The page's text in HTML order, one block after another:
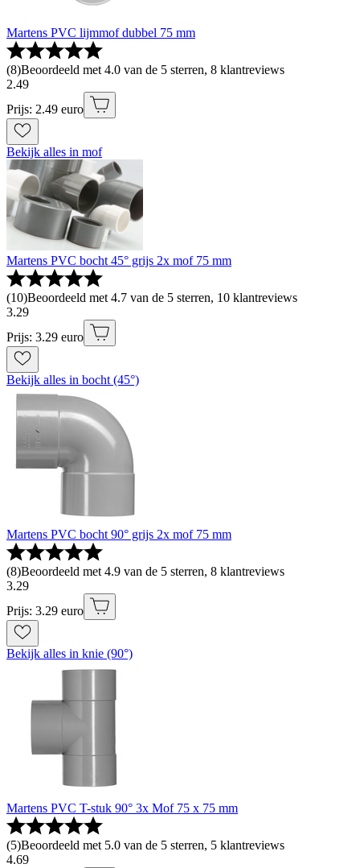
Martens PVC lijmmof dubbel 75 mm
(8)Beoordeeld met 4.0 van de 5 sterren, 8 klantreviews
2.49
Prijs: 2.49 euro
Bekijk alles in mof
Martens PVC bocht 45° grijs 2x mof 75 mm
(10)Beoordeeld met 4.7 van de 5 sterren, 10 klantreviews
3.29
Prijs: 3.29 euro
Bekijk alles in bocht (45°)
Martens PVC bocht 90° grijs 2x mof 75 mm
(8)Beoordeeld met 4.9 van de 5 sterren, 8 klantreviews
3.29
Prijs: 3.29 euro
Bekijk alles in knie (90°)
Martens PVC T-stuk 90° 3x Mof 75 x 75 mm
(5)Beoordeeld met 5.0 van de 5 sterren, 5 klantreviews
4.69